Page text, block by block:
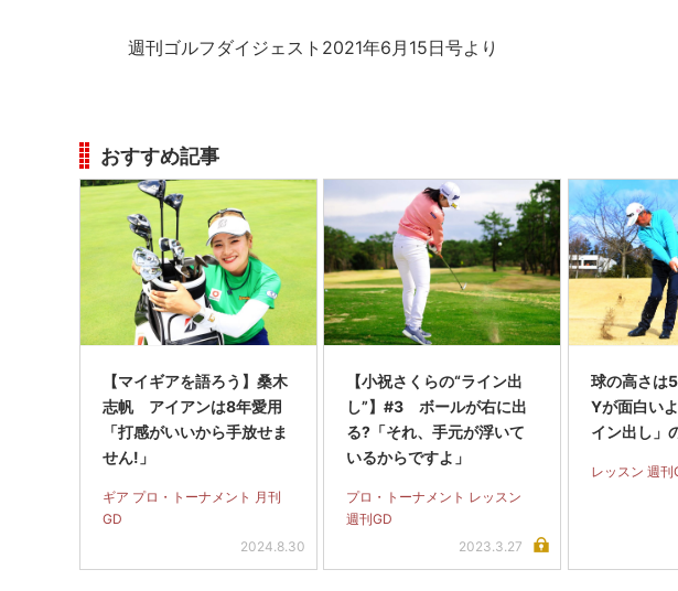
週刊ゴルフダイジェスト2021年6月15日号より
おすすめ記事
【マイギアを語ろう】桑木
志帆 アイアンは8年愛用
「打感がいいから手放せま
せん!」
ギア プロ・トーナメント 月刊
GD
2024.8.30
【小祝さくらの“ライン出
し”】#3 ボールが右に出
る?「それ、手元が浮いて
いるからですよ」
プロ・トーナメント レッスン
週刊GD
2023.3.27
球の高さは
Yが面白い
イン出し」
レッスン 週刊